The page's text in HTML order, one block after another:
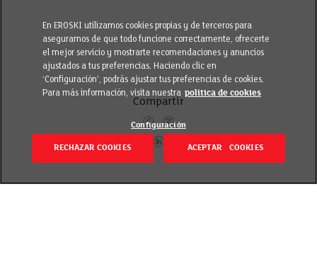
Compartir
En EROSKI utilizamos cookies propias y de terceros para
asegurarnos de que todo funcione correctamente, ofrecerte
el mejor servicio y mostrarte recomendaciones y anuncios
ajustados a tus preferencias. Haciendo clic en
‘Configuración’, podrás ajustar tus preferencias de cookies.
Para más información, visita nuestra política de cookies
Configuración
RECHAZAR COOKIES ACEPTAR COOKIES